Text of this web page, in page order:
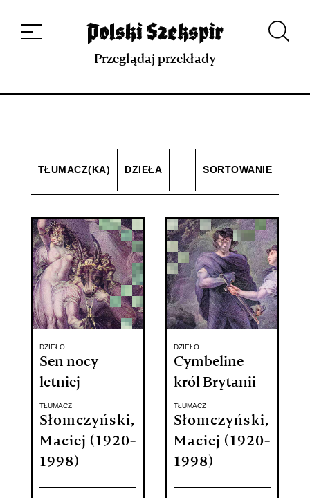
projekcie
Kontakt Indeks strony Aplikacja
Repozytorium XIX w.
Przeglądaj przekłady
TŁUMACZ(KA) DZIEŁA SORTOWANIE
DZIEŁO
Sen nocy
letniej
TŁUMACZ
Słomczyński,
Maciej (1920-
1998)
DZIEŁO
Cymbeline
król Brytanii
TŁUMACZ
Słomczyński,
Maciej (1920-
1998)